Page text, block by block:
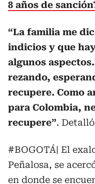
8 años de
“La familia me
indicios y que
algunos
rezando,
recupere. Como
para Colombia,
recupere”.
#BOGOTÁ| El
Peñalosa, se
en donde se